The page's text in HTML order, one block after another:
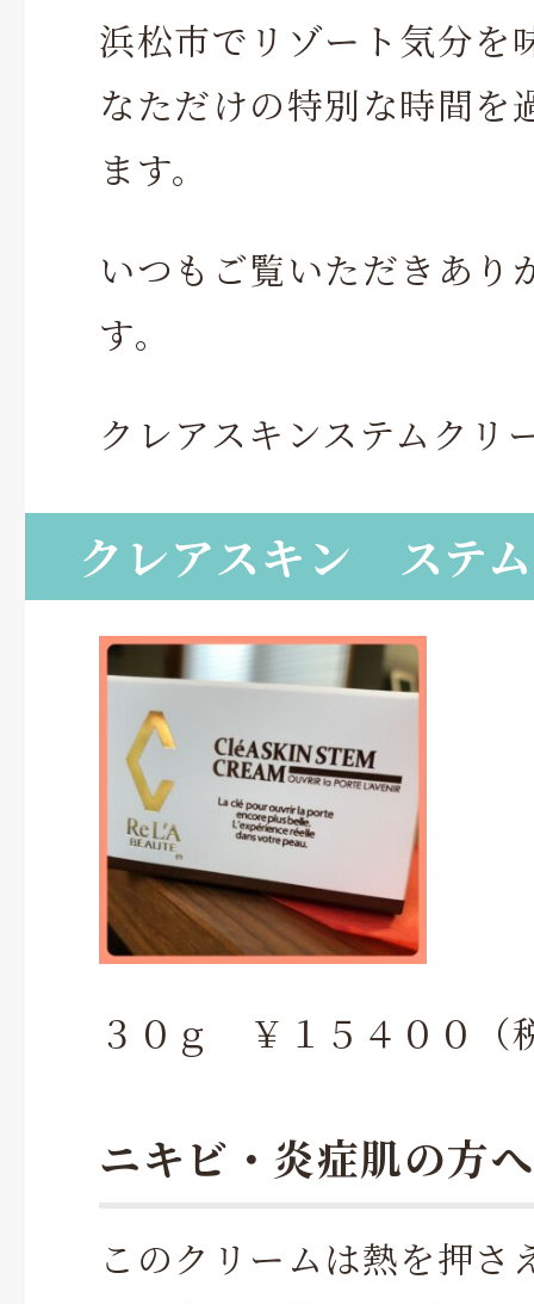
浜松市でリゾート気分を
なただけの特別な時間を
ます。
いつもご覧いただきあり
す。
クレアスキンステムクリ
クレアスキン ステ
３０ｇ ￥１５４００（
ニキビ・炎症肌の方へ
このクリームは熱を押さ